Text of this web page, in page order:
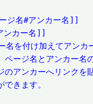
ジ名#アンカー名]]
ンカー名]]
名を付け加えてアンカ
ページ名とアンカー名
のアンカーへリンクを
きます。